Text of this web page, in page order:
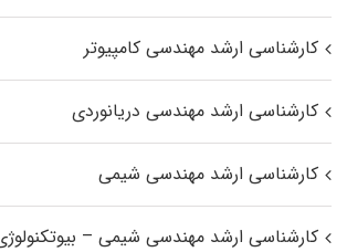
کارشناسی ارشد مهندسی کامپیوتر
کارشناسی ارشد مهندسی دریانوردی
کارشناسی ارشد مهندسی شیمی
کارشناسی ارشد مهندسی شیمی –